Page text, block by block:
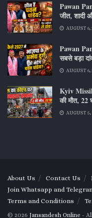
Pawan
जीत, शादी
AUGUST 6,
Pawan
सबसे बड़ा
AUGUST 6,
Kyiv
की मौत, 22
AUGUST 5,
About Us Contact Us
Join Whatsapp and
Terms and Conditions
© 2026 Jansandesh Online -